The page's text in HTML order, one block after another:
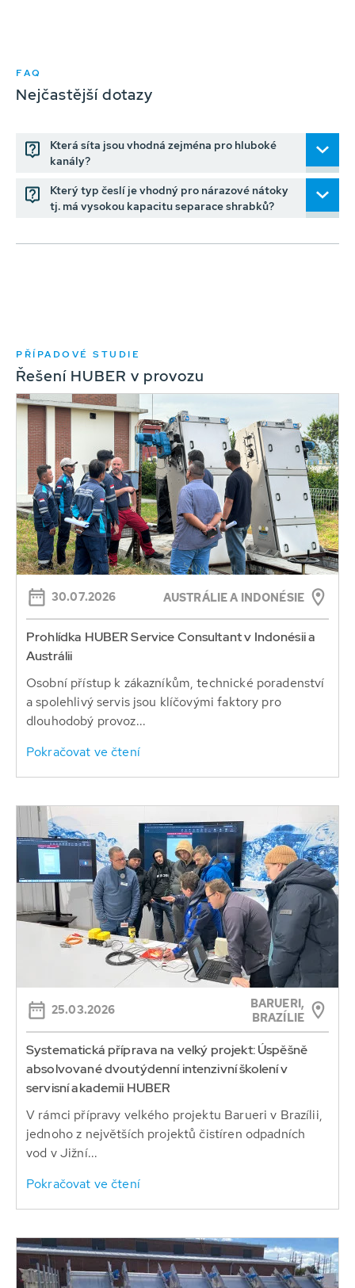
FAQ
Nejčastější dotazy
Která síta jsou vhodná zejména pro hluboké
kanály?
Který typ česlí je vhodný pro nárazové nátoky
tj. má vysokou kapacitu separace shrabků?
PŘÍPADOVÉ STUDIE
Řešení HUBER v provozu
30.07.2026 AUSTRÁLIE A INDONÉSIE
Prohlídka HUBER Service Consultant v Indonésii a
Austrálii
Osobní přístup k zákazníkům, technické poradenství
a spolehlivý servis jsou klíčovými faktory pro
dlouhodobý provoz...
Pokračovat ve čtení
25.03.2026
BARUERI,
BRAZÍLIE
Systematická příprava na velký projekt: Úspěšně
absolvované dvoutýdenní intenzivní školení v
servisní akademii HUBER
V rámci přípravy velkého projektu Barueri v Brazílii,
jednoho z největších projektů čistíren odpadních
vod v Jižní...
Pokračovat ve čtení